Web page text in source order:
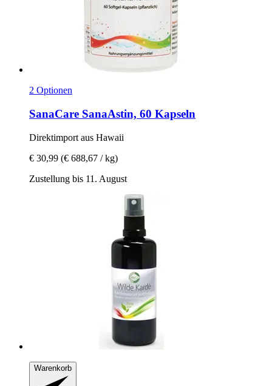
2 Optionen
SanaCare SanaAstin, 60 Kapseln
Direktimport aus Hawaii
€ 30,99 (€ 688,67 / kg)
Zustellung bis 11. August
Warenkorb